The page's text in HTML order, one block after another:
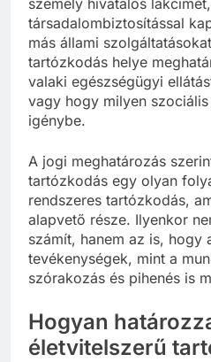
személy hivatalos
társadalombiztosítással
más állami
tartózkodás helye
valaki egészségügyi
vagy hogy milyen
igénybe.
A jogi meghatározás
tartózkodás egy olyan
rendszeres tartózkodás,
alapvető része. Ilyenkor
számít, hanem az is, hogy
tevékenységek, mint a
szórakozás és pihenés is
Hogyan
életvitelszerű